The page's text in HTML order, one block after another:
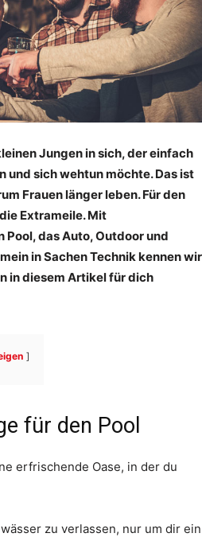
Jungen in sich, der einfach
und sich wehtun möchte. Das ist
Frauen länger leben. Für den
Extrameile. Mit
das Auto, Outdoor und
in Sachen Technik kennen wir
in diesem Artikel für dich
für den Pool
erfrischende Oase, in der du
zu verlassen, nur um dir ein